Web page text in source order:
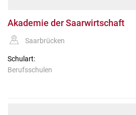
Akademie der Saarwirtschaft
Saarbrücken
Schulart:
Berufsschulen